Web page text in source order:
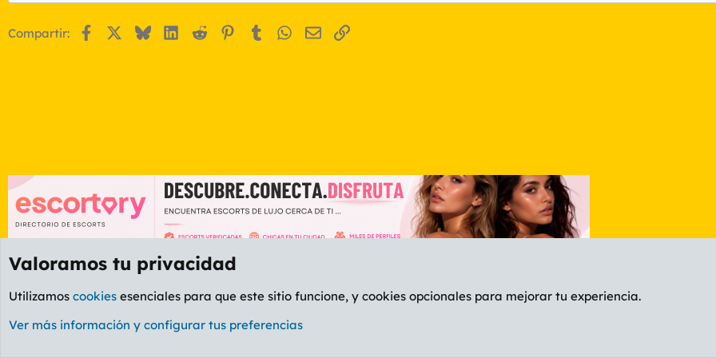
Compartir: FacebookBlueskyLinkedIn
Reddit Pinterest
Tumblr WhatsApp
EmailEnlace
Foro General
Valoramos tu privacidad
Utilizamos cookies esenciales para que este sitio funcione, y cookies opcionales para mejorar tu experiencia.
Ver más información y configurar tus preferencias